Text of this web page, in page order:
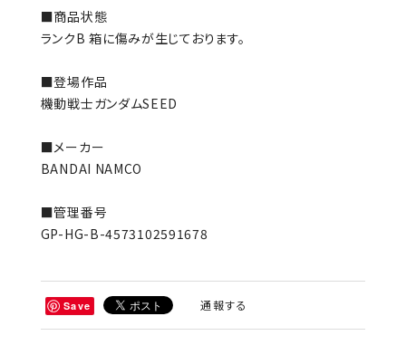
■商品状態
ランクB 箱に傷みが生じております。
■登場作品
機動戦士ガンダムSEED
■メーカー
BANDAI NAMCO
■管理番号
GP-HG-B-4573102591678
Save 通報する